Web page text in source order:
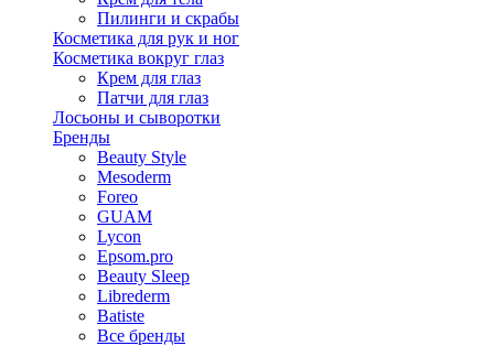
Пилинги и скрабы
Косметика для рук и ног
Косметика вокруг глаз
Крем для глаз
Патчи для глаз
Лосьоны и сыворотки
Бренды
Beauty Style
Mesoderm
Foreo
GUAM
Lycon
Epsom.pro
Beauty Sleep
Librederm
Batiste
Все бренды